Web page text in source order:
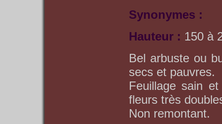
Synonymes :
Hauteur : 150 à
Bel arbuste ou
secs et pauvres.
Feuillage sain
fleurs très
Non remontant.